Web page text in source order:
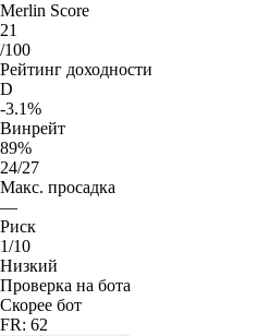
Merlin Score
21
/100
Рейтинг доходности
D
-3.1%
Винрейт
89%
24/27
Макс. просадка
—
Риск
1/10
Низкий
Проверка на бота
Скорее бот
FR: 62